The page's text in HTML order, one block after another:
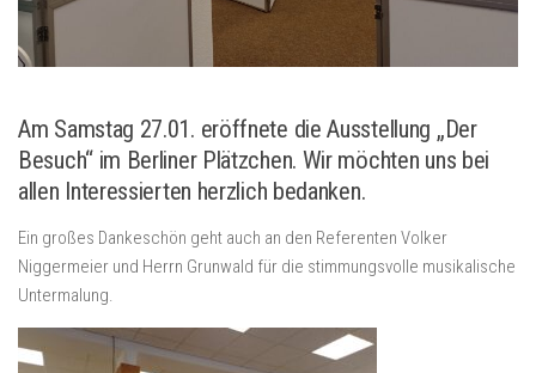
Am Samstag 27.01. eröffnete die Ausstellung „Der
Besuch“ im Berliner Plätzchen. Wir möchten uns bei
allen Interessierten herzlich bedanken.
Ein großes Dankeschön geht auch an den Referenten Volker
Niggermeier und Herrn Grunwald für die stimmungsvolle musikalische
Untermalung.